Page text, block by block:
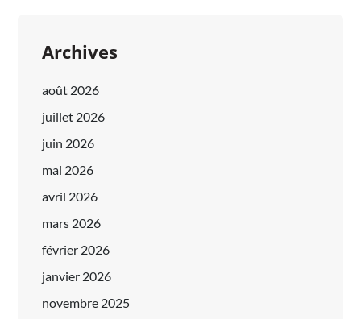
Archives
août 2026
juillet 2026
juin 2026
mai 2026
avril 2026
mars 2026
février 2026
janvier 2026
novembre 2025